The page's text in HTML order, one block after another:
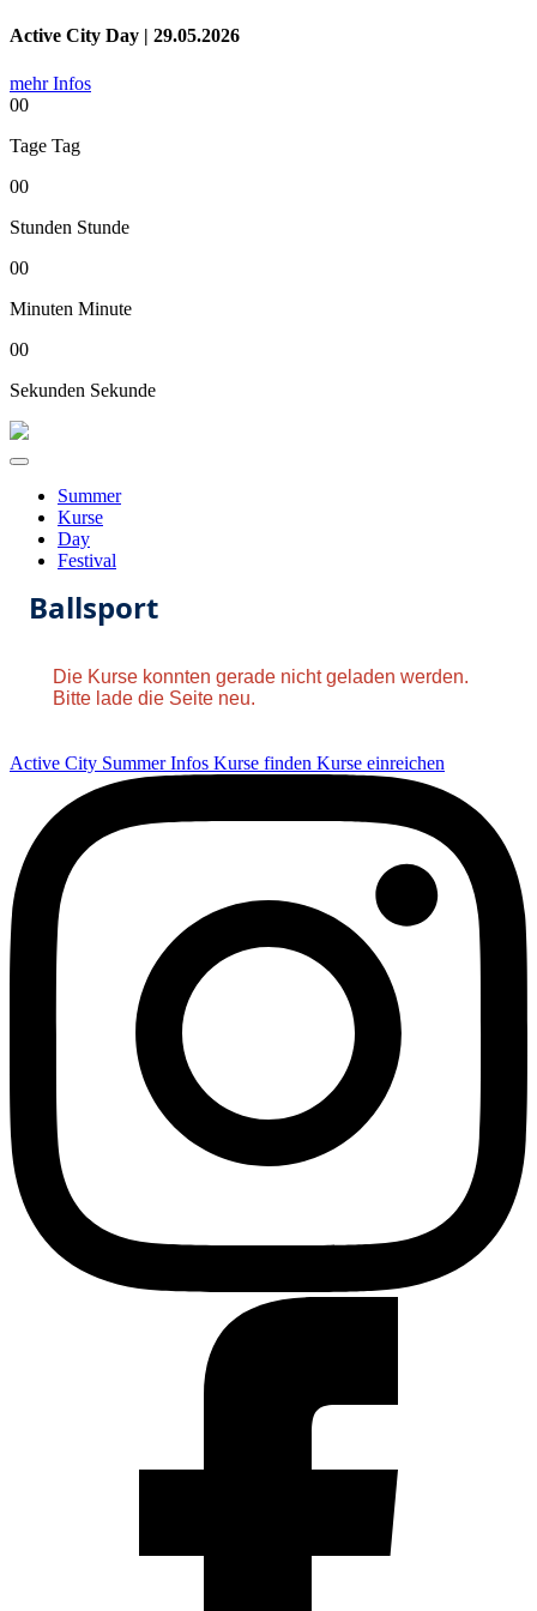
Active City Day | 29.05.2026
mehr Infos
00
Tage Tag
00
Stunden Stunde
00
Minuten Minute
00
Sekunden Sekunde
Summer
Kurse
Day
Festival
Ballsport
Die Kurse konnten gerade nicht geladen werden.
Bitte lade die Seite neu.
Active City SummerInfos Kurse finden Kurse einreichen